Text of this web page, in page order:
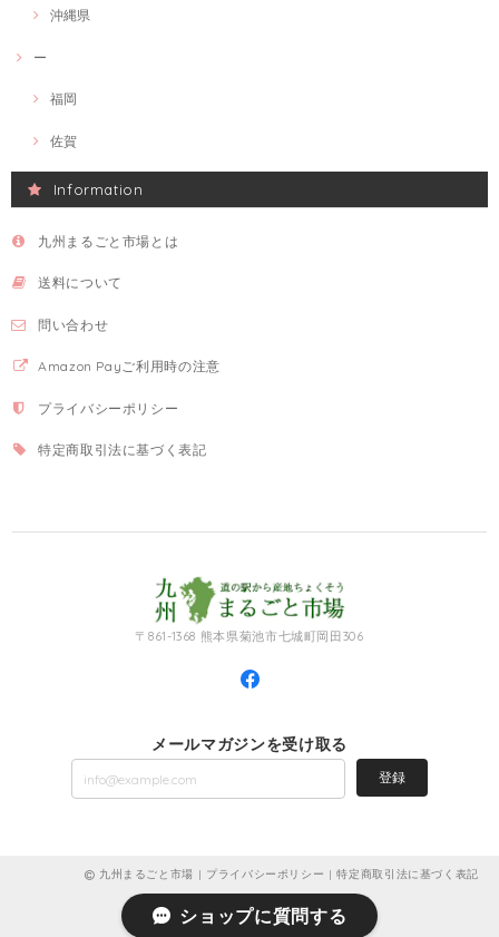
沖縄県
ー
福岡
佐賀
Information
九州まるごと市場とは
送料について
問い合わせ
Amazon Payご利用時の注意
プライバシーポリシー
特定商取引法に基づく表記
〒861-1368 熊本県菊池市七城町岡田306
メールマガジンを受け取る
登録
九州まるごと市場 | プライバシーポリシー |特定商取引法に基づく表記
ショップに質問する